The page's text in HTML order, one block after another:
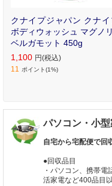
クナイプジャパン クナ
ボディウォッシュ マグノ
ベルガモット 450g
1,100 円(税込)
11 ポイント(1%)
パソコン・小
自宅から宅配便で回
●回収品目
・パソコン、携帯
活家電など400品目